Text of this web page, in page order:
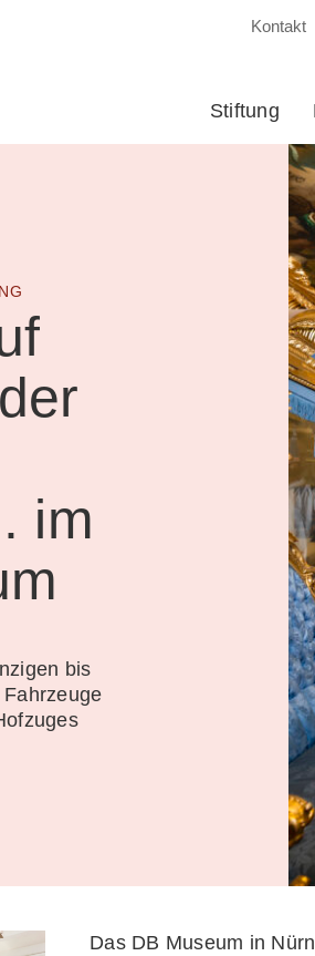
Kontakt
Stiftung
im
bis
Das DB Museum in